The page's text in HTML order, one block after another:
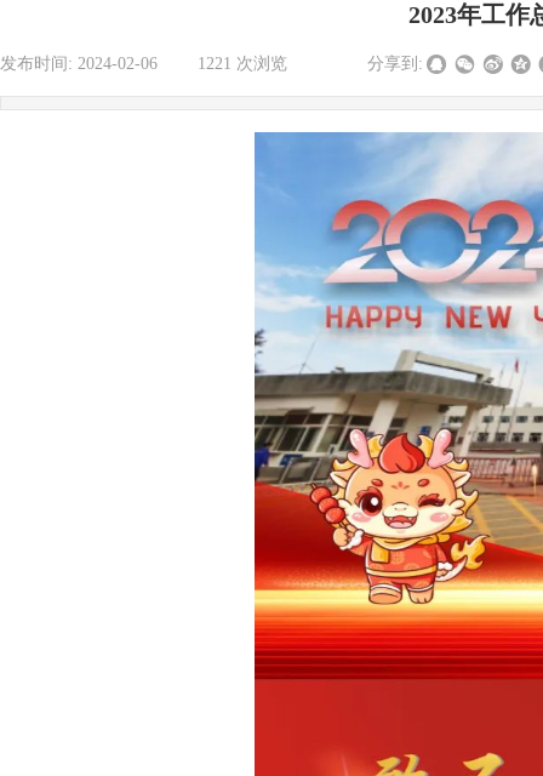
2023年工作
发布时间: 2024-02-06 1221 次浏览 分享到: